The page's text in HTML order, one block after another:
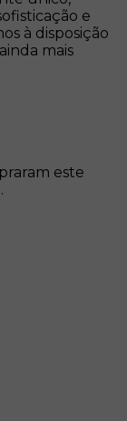
e
à disposição
mais
este